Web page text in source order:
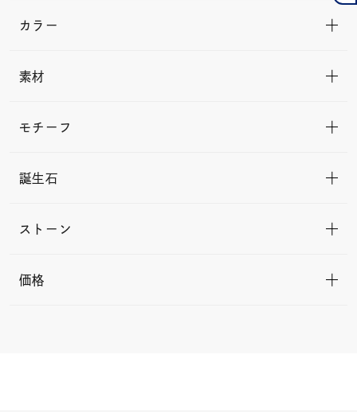
カラー
素材
モチーフ
誕生石
ストーン
価格